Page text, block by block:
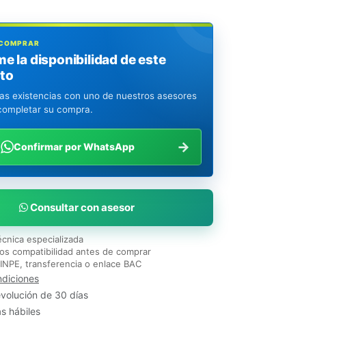
la disponibilidad de este
existencias con uno de nuestros asesores
su compra.
Confirmar por WhatsApp →
Consultar con asesor
especializada
compatibilidad antes de comprar
transferencia o enlace BAC
de 30 días
hábiles